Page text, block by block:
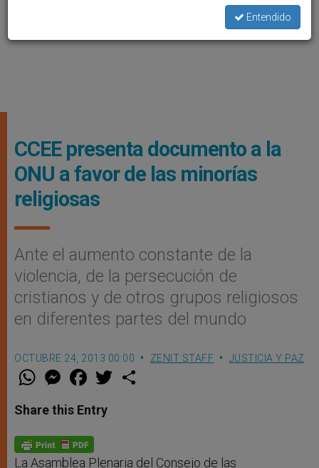
CCEE presenta documento a la
ONU a favor de las minorías
religiosas
Ante el aumento constante de la
violencia, de la persecución de
cristianos y de otros grupos religiosos
en diferentes partes del mundo
OCTUBRE 24, 2013 00:00 ZENIT STAFF JUSTICIA Y PAZ
W
t
s
p
p
M
e
s
e
g
e
r
F
a
e
b
o
k
w
Share this Entry
La Asamblea Plenaria del Consejo de las
Entendido